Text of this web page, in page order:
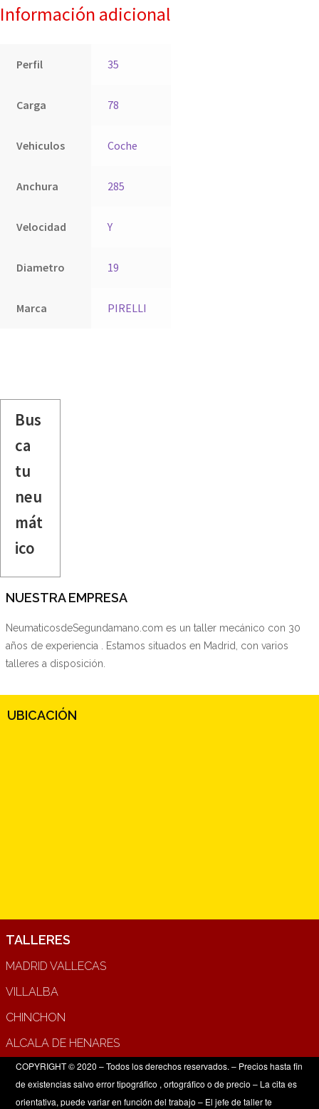
Información adicional
Perfil 35
Carga 78
Vehiculos Coche
Anchura 285
Velocidad Y
Diametro 19
Marca PIRELLI
Bus
ca
tu
neu
mát
ico
NUESTRA EMPRESA
NeumaticosdeSegundamano.com es un taller mecánico con 30
años de experiencia . Estamos situados en Madrid, con varios
talleres a disposición.
UBICACIÓN
TALLERES
MADRID VALLECAS
VILLALBA
CHINCHON
ALCALA DE HENARES
COPYRIGHT © 2020 – Todos los derechos reservados. – Precios hasta fin
de existencias salvo error tipográfico , ortográfico o de precio – La cita es
orientativa, puede variar en función del trabajo – El jefe de taller te